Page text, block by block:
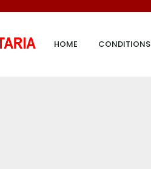
HOME CONDITIONS